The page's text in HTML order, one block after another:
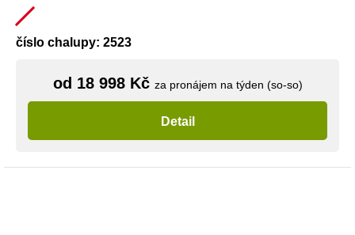
číslo chalupy: 2523
od 18 998 Kč za pronájem na týden (so-so)
Detail